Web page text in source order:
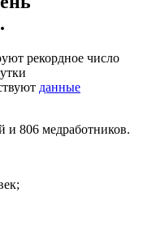
рекордное число
данные
и 806 медработников.